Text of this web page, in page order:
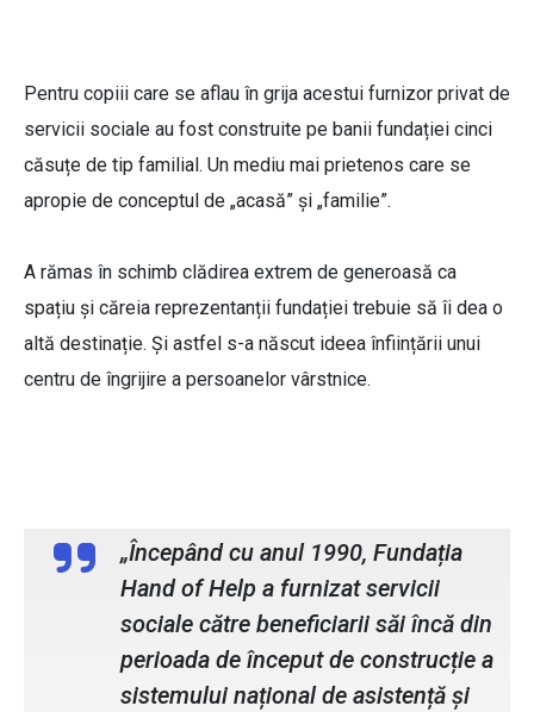
Pentru copiii care se aflau în grija acestui furnizor privat de
servicii sociale au fost construite pe banii fundației cinci
căsuțe de tip familial. Un mediu mai prietenos care se
apropie de conceptul de „acasă” și „familie”.
A rămas în schimb clădirea extrem de generoasă ca
spațiu și căreia reprezentanții fundației trebuie să îi dea o
altă destinație. Și astfel s-a născut ideea înființării unui
centru de îngrijire a persoanelor vârstnice.
„Începând cu anul 1990, Fundația
Hand of Help a furnizat servicii
sociale către beneficiarii săi încă din
perioada de început de construcție a
sistemului național de asistență și